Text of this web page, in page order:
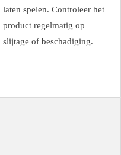
laten spelen. Controleer het
product regelmatig op
slijtage of beschadiging.